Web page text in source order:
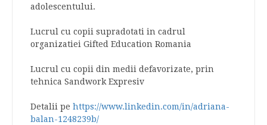
adolescentului.
Lucrul cu copii supradotati in cadrul
organizatiei Gifted Education Romania
Lucrul cu copii din medii defavorizate, prin
tehnica Sandwork Expresiv
Detalii pe https://www.linkedin.com/in/adriana-
balan-1248239b/